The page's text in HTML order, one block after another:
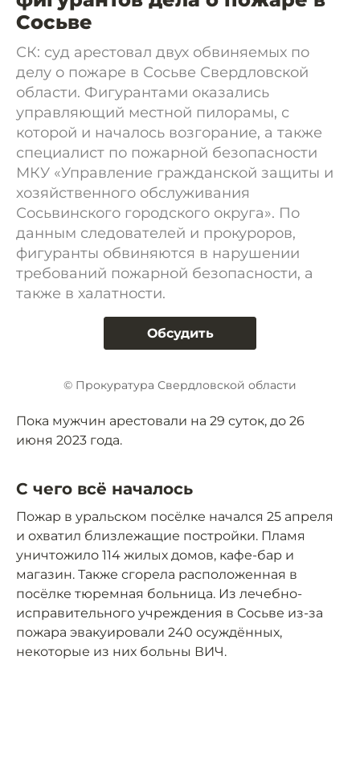
Сосьве
СК: суд арестовал двух обвиняемых по
делу о пожаре в Сосьве Свердловской
области. Фигурантами оказались
управляющий местной пилорамы, с
которой и началось возгорание, а также
специалист по пожарной безопасности
МКУ «Управление гражданской защиты и
хозяйственного обслуживания
Сосьвинского городского округа». По
данным следователей и прокуроров,
фигуранты обвиняются в нарушении
требований пожарной безопасности, а
также в халатности.
Обсудить
© Прокуратура Свердловской области
Пока мужчин арестовали на 29 суток, до 26
июня 2023 года.
С чего всё началось
Пожар в уральском посёлке начался 25 апреля
и охватил близлежащие постройки. Пламя
уничтожило 114 жилых домов, кафе-бар и
магазин. Также сгорела расположенная в
посёлке тюремная больница. Из лечебно-
исправительного учреждения в Сосьве из-за
пожара эвакуировали 240 осуждённых,
некоторые из них больны ВИЧ.